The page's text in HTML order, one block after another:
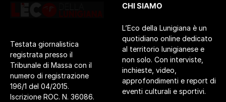
Testata giornalistica
registrata presso il
Tribunale di Massa con il
numero di registrazione
196/1 del 04/2015.
Iscrizione ROC. N. 36086.
CHI SIAMO
L’Eco della Lunigiana è un
quotidiano online dedicato
al territorio lunigianese e
non solo. Con interviste,
inchieste, video,
approfondimenti e report di
eventi culturali e sportivi.